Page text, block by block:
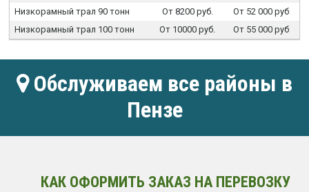
Низкорамный трал 90 тонн
От 8200 руб.
От 52 000 руб
Низкорамный трал 100 тонн
От 10000 руб. От 55 000 руб
Обслуживаем все районы в
Пензе
КАК ОФОРМИТЬ ЗАКАЗ НА ПЕРЕВОЗКУ